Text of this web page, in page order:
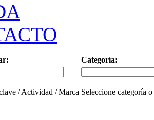
Categoría:
/ Actividad / Marca Seleccione categoría